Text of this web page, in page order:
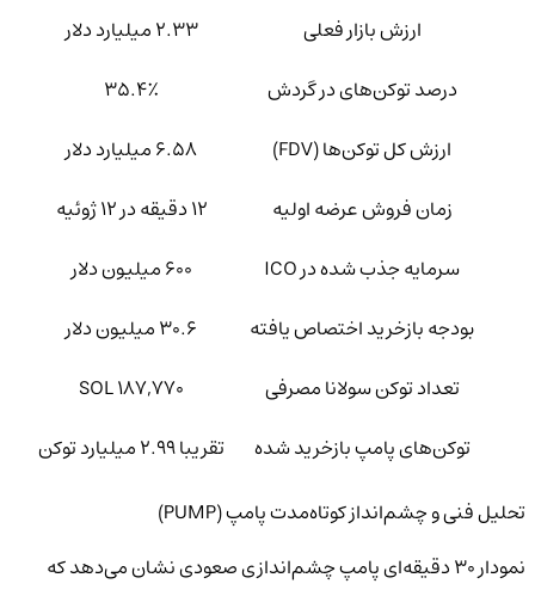
ارزش بازار فعلی
۲.۳۳ میلیارد دلار
درصد توکن‌های در گردش
۳۵.۴٪
ارزش کل توکن‌ها (FDV)
۶.۵۸ میلیارد دلار
زمان فروش عرضه اولیه
۱۲ دقیقه در ۱۲ ژوئیه
سرمایه جذب شده در ICO
۶۰۰ میلیون دلار
بودجه بازخرید اختصاص یافته
۳۰.۶ میلیون دلار
تعداد توکن سولانا مصرفی
۱۸۷,۷۷۰ SOL
توکن‌های پامپ بازخرید شده
تقریبا ۲.۹۹ میلیارد توکن
تحلیل فنی و چشم‌انداز کوتاه‌مدت پامپ (PUMP)
نمودار ۳۰ دقیقه‌ای پامپ چشم‌اندازی صعودی نشان می‌دهد که